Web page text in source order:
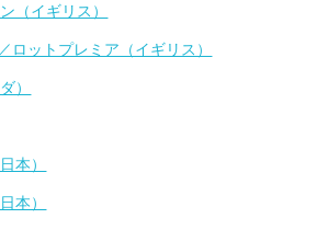
（イギリス）
ロットプレミア（イギリス）
）
本）
本）